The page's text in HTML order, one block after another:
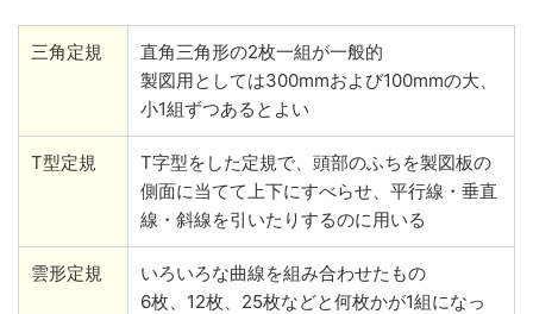
三角定規
直角三角形の2枚一組が一般的
製図用としては300mmおよび100mmの大、
小1組ずつあるとよい
T型定規
T字型をした定規で、頭部のふちを製図板の
側面に当てて上下にすべらせ、平行線・垂直
線・斜線を引いたりするのに用いる
雲形定規
いろいろな曲線を組み合わせたもの
6枚、12枚、25枚などと何枚かが1組になっ